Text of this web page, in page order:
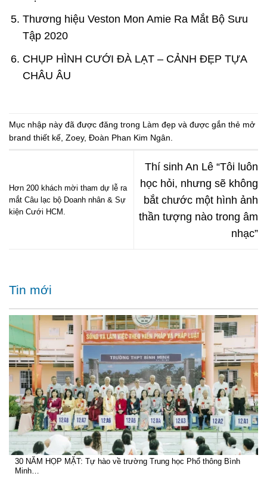
Thương hiệu Veston Mon Amie Ra Mắt Bộ Sưu
Tập 2020
CHỤP HÌNH CƯỚI ĐÀ LẠT – CẢNH ĐẸP TỰA
CHÂU ÂU
Mục nhập này đã được đăng trong Làm đẹp và được gắn thẻ mở
brand thiết kế Zoey, Đoàn Phan Kim Ngân
Hơn 200 khách mời tham dự lễ ra
mắt Câu lạc bộ Doanh nhân & Sự
kiện Cưới HCM.
Thí sinh An Lê “Tôi luôn
học hỏi, nhưng sẽ không
bắt chước một hình ảnh
thần tượng nào trong âm
nhạc”
Tin mới
30 NĂM HỌP MẶT: Tự hào về trường Trung học Phổ thông Bình
Minh…